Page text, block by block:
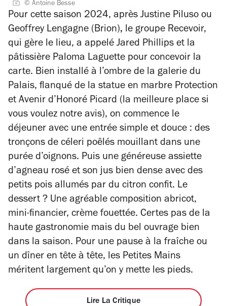
4
étoiles
© Antoine Besse
Pour cette saison 2024, après Justine Piluso ou
Geoffrey Lengagne (Brion), le groupe Recevoir,
qui gère le lieu, a appelé Jared Phillips et la
pâtissière Paloma Laguette pour concevoir la
carte. Bien installé à l’ombre de la galerie du
Palais, flanqué de la statue en marbre Protection
et Avenir d’Honoré Picard (la meilleure place si
vous voulez notre avis), on commence le
déjeuner avec une entrée simple et douce : des
tronçons de céleri poêlés mouillant dans une
purée d’oignons. Puis une généreuse assiette
d’agneau rosé et son jus bien dense avec des
petits pois allumés par du citron confit. Le
dessert ? Une agréable composition abricot,
mini-financier, crème fouettée. Certes pas de la
haute gastronomie mais du bel ouvrage bien
dans la saison. Pour une pause à la fraîche ou
un dîner en tête à tête, les Petites Mains
méritent largement qu’on y mette les pieds.
Lire La Critique